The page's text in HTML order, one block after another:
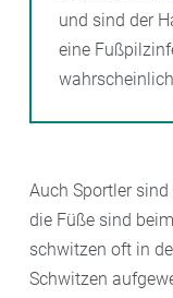
und sind der
eine
Auch Sportler
die Füße sind
schwitzen oft in
Schwitzen